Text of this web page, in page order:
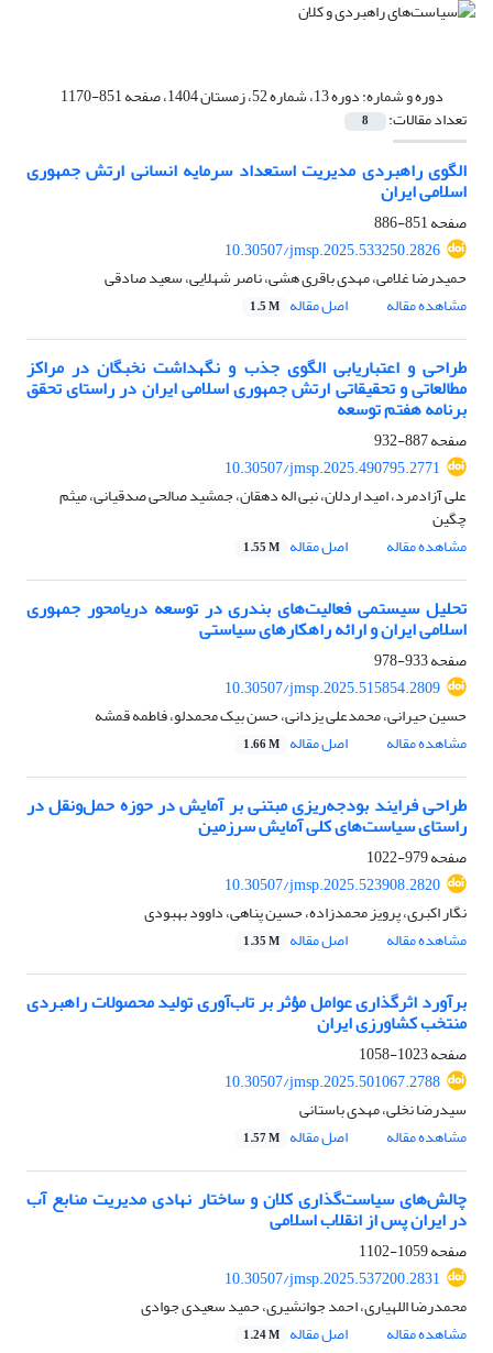
دوره و شماره:دوره 13، شماره 52، زمستان 1404، صفحه 851-1170
تعداد مقالات: 8
الگوی راهبردی مدیریت استعداد سرمایه انسانی ارتش جمهوری
اسلامی ایران
صفحه851-886
10.30507/jmsp.2025.533250.2826
حمیدرضا غلامی، مهدی باقری هشی، ناصر شهلایی، سعید صادقی
مشاهده مقاله
اصل مقاله 1.5 M
طراحی و اعتباریابی الگوی جذب و نگهداشت نخبگان در مراکز
مطالعاتی و تحقیقاتی ارتش جمهوری اسلامی ایران در راستای تحقق
برنامه هفتم توسعه
صفحه887-932
10.30507/jmsp.2025.490795.2771
علی آزادمرد، امید اردلان، نبی اله دهقان، جمشید صالحی صدقیانی، میثم
چگین
مشاهده مقاله
اصل مقاله 1.55 M
تحلیل سیستمی‌ فعالیت‌های‌ بندری در توسعه دریامحور جمهوری
اسلامی ایران و ارائه راهکارهای سیاستی
صفحه933-978
10.30507/jmsp.2025.515854.2809
حسین حیرانی، محمدعلی یزدانی، حسن بیک محمدلو، فاطمه قمشه
مشاهده مقاله
اصل مقاله 1.66 M
طراحی فرایند بودجه‌ریزی مبتنی بر آمایش در حوزه حمل‌ونقل در
راستای سیاست‌های کلی آمایش سرزمین
صفحه979-1022
10.30507/jmsp.2025.523908.2820
نگار اکبری، پرویز محمدزاده، حسین پناهی، داوود بهبودی
مشاهده مقاله
اصل مقاله 1.35 M
برآورد اثرگذاری عوامل مؤثر بر تاب‌آوری تولید محصولات راهبردی
منتخب کشاورزی ایران
صفحه1023-1058
10.30507/jmsp.2025.501067.2788
سیدرضا نخلی، مهدی باستانی
مشاهده مقاله
اصل مقاله 1.57 M
چالش‌های سیاست‌گذاری کلان و ساختار نهادی مدیریت منابع آب
در ایران پس از انقلاب اسلامی
صفحه1059-1102
10.30507/jmsp.2025.537200.2831
محمدرضا اللهیاری، احمد جوانشیری، حمید سعیدی جوادی
مشاهده مقاله
اصل مقاله 1.24 M